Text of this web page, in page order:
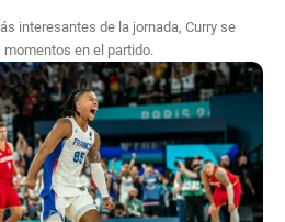
interesantes de la jornada, Curry se
en el partido.